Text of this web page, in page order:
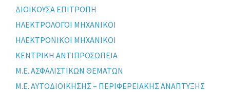
ΔΙΟΙΚΟΥΣΑ ΕΠΙΤΡΟΠΗ
ΗΛΕΚΤΡΟΛΟΓΟΙ ΜΗΧΑΝΙΚΟΙ
ΗΛΕΚΤΡΟΝΙΚΟΙ ΜΗΧΑΝΙΚΟΙ
ΚΕΝΤΡΙΚΗ ΑΝΤΙΠΡΟΣΩΠΕΙΑ
Μ.Ε. ΑΣΦΑΛΙΣΤΙΚΩΝ ΘΕΜΑΤΩΝ
Μ.Ε. ΑΥΤΟΔΙΟΙΚΗΣΗΣ – ΠΕΡΙΦΕΡΕΙΑΚΗΣ ΑΝΑΠΤΥΞΗΣ